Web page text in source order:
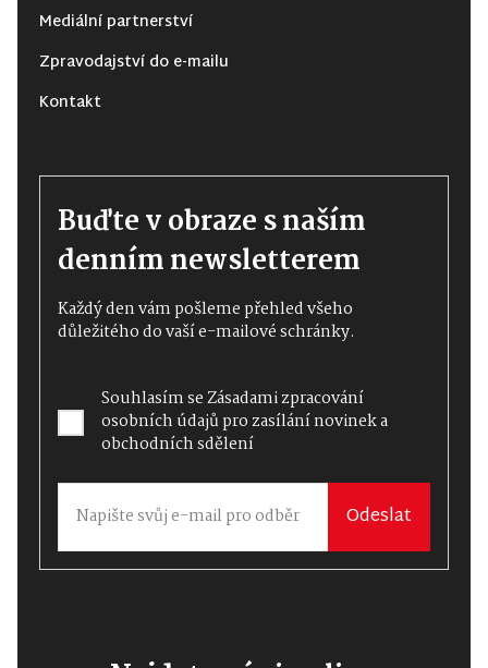
Mediální partnerství
Zpravodajství do e-mailu
Kontakt
Buďte v obraze s naším
denním newsletterem
Každý den vám pošleme přehled všeho
důležitého do vaší e-mailové schránky.
Souhlasím seZásadami zpracování
osobních údajůpro zasílání novinek a
obchodních sdělení
Odeslat